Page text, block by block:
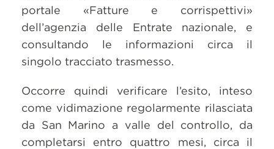
portale «Fatture e corrispettivi»
dell’agenzia delle Entrate nazionale, e
consultando le informazioni circa il
singolo tracciato trasmesso.
Occorre quindi verificare l’esito, inteso
come vidimazione regolarmente rilasciata
da San Marino a valle del controllo, da
completarsi entro quattro mesi, circa il